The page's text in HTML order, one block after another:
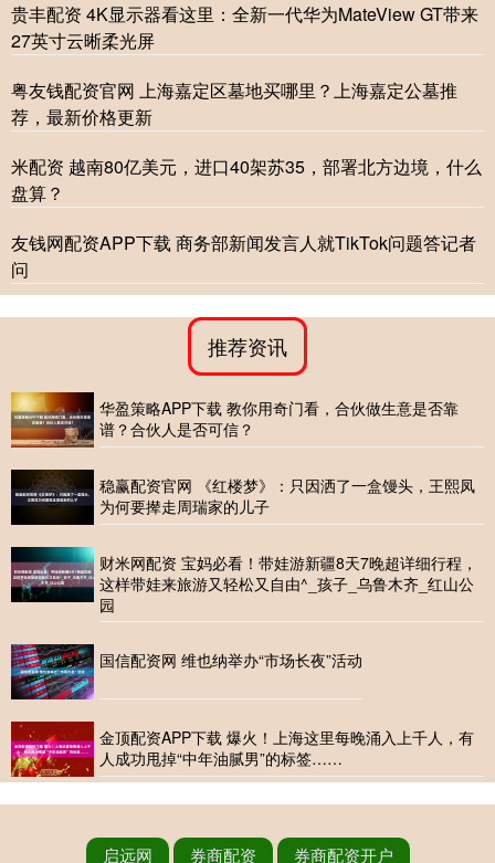
贵丰配资 4K显示器看这里：全新一代华为MateView GT带来
27英寸云晰柔光屏
粤友钱配资官网 上海嘉定区墓地买哪里？上海嘉定公墓推
荐，最新价格更新
米配资 越南80亿美元，进口40架苏35，部署北方边境，什么
盘算？
友钱网配资APP下载 商务部新闻发言人就TikTok问题答记者
问
推荐资讯
华盈策略APP下载 教你用奇门看，合伙做生意是否靠
谱？合伙人是否可信？
稳赢配资官网 《红楼梦》：只因洒了一盒馒头，王熙凤
为何要撵走周瑞家的儿子
财米网配资 宝妈必看！带娃游新疆8天7晚超详细行程，
这样带娃来旅游又轻松又自由^_孩子_乌鲁木齐_红山公
园
国信配资网 维也纳举办“市场长夜”活动
金顶配资APP下载 爆火！上海这里每晚涌入上千人，有
人成功甩掉“中年油腻男”的标签……
启远网 券商配资 券商配资开户